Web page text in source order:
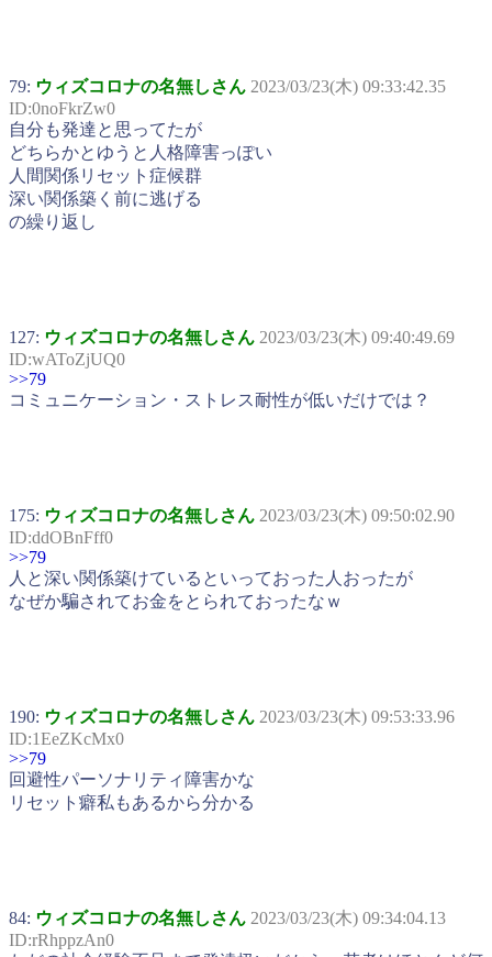
79: ウィズコロナの名無しさん 2023/03/23(木) 09:33:42.35
ID:0noFkrZw0
自分も発達と思ってたが
どちらかとゆうと人格障害っぽい
人間関係リセット症候群
深い関係築く前に逃げる
の繰り返し
127: ウィズコロナの名無しさん 2023/03/23(木) 09:40:49.69
ID:wAToZjUQ0
>>79
コミュニケーション・ストレス耐性が低いだけでは？
175: ウィズコロナの名無しさん 2023/03/23(木) 09:50:02.90
ID:ddOBnFff0
>>79
人と深い関係築けているといっておった人おったが
なぜか騙されてお金をとられておったなｗ
190: ウィズコロナの名無しさん 2023/03/23(木) 09:53:33.96
ID:1EeZKcMx0
>>79
回避性パーソナリティ障害かな
リセット癖私もあるから分かる
84: ウィズコロナの名無しさん 2023/03/23(木) 09:34:04.13
ID:rRhppzAn0